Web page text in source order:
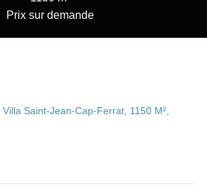
Prix sur demande
Saint-Jean-Cap-Ferrat, 1150 M²,